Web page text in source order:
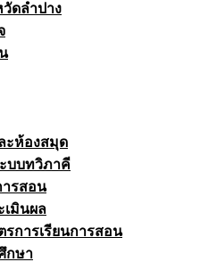
ดลำปาง
ะห้องสมุด
บบทวิภาคี
ารสอน
เมินผล
การเรียนการสอน
กษา